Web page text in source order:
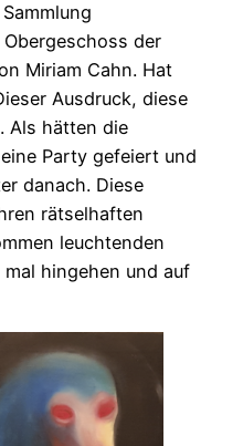
der
Miriam Cahn. Hat
Ausdruck, diese
Als hätten die
Party gefeiert und
danach. Diese
rätselhaften
leuchtenden
hingehen und auf